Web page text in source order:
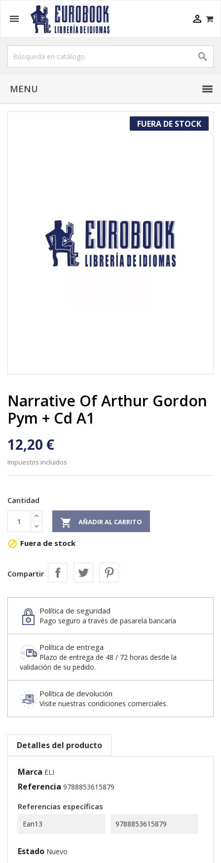
 

MENU
FUERA DE STOCK
Narrative Of Arthur Gordon
Pym + Cd A1
12,20 €
Impuestos incluidos
Cantidad
 AÑADIR AL CARRITO
 Fuera de stock
Compartir
Política de seguridad
Pago seguro a través de pasarela bancaria
Política de entrega
Plazo de entrega de 48 / 72 horas desde la
validación de su pedido.
Política de devolución
Visite nuestras condiciones comerciales.
Detalles del producto
Marca ELI
Referencia 9788853615879
Referencias específicas
Ean13 9788853615879
Estado Nuevo